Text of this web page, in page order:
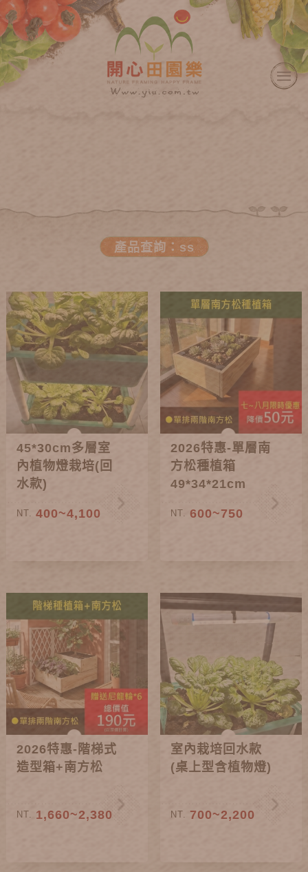
產品查詢：ss
45*30cm多層室
內植物燈栽培(回
水款)
NT. 400~4,100
2026特惠-單層南
方松種植箱
49*34*21cm
NT. 600~750
2026特惠-階梯式
造型箱+南方松
NT. 1,660~2,380
室內栽培回水款
(桌上型含植物燈)
NT. 700~2,200